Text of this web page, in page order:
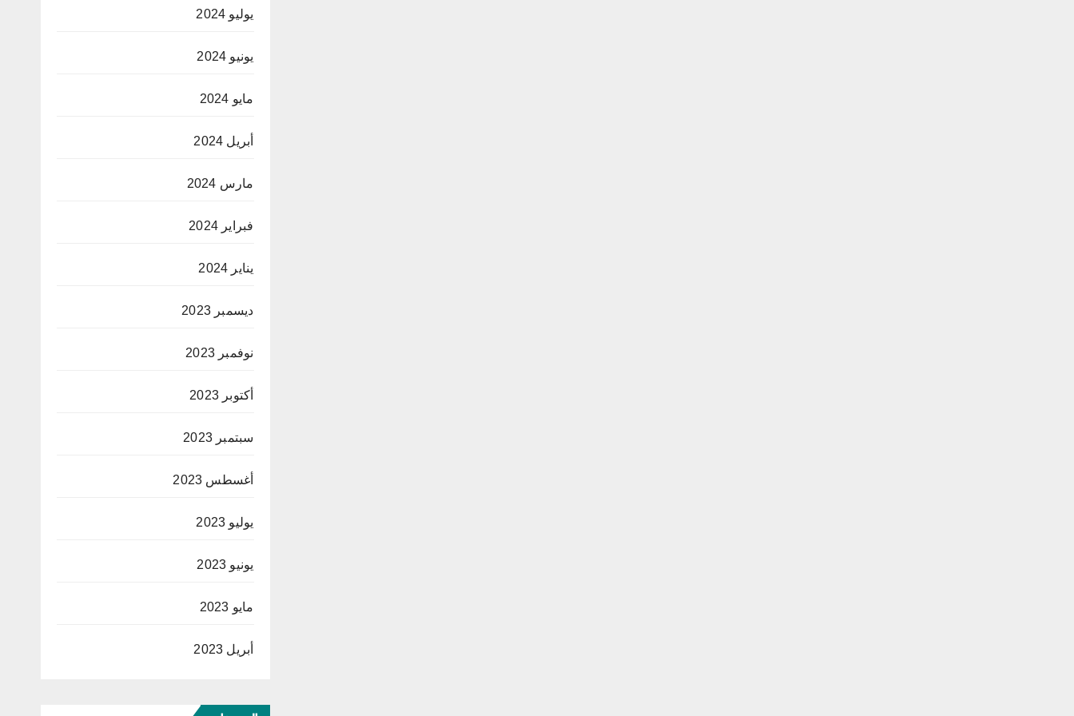
يوليو 2024
يونيو 2024
مايو 2024
أبريل 2024
مارس 2024
فبراير 2024
يناير 2024
ديسمبر 2023
نوفمبر 2023
أكتوبر 2023
سبتمبر 2023
أغسطس 2023
يوليو 2023
يونيو 2023
مايو 2023
أبريل 2023